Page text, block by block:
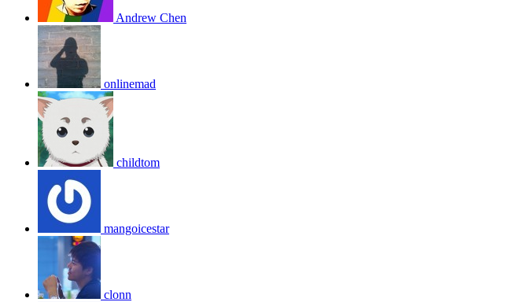
Andrew Chen
onlinemad
childtom
mangoicestar
clonn